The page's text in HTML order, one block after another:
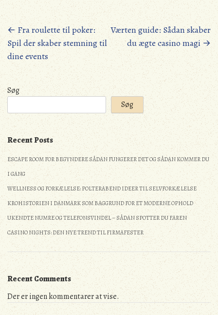
Posts
navigation
←Fra roulette til poker:
Spil der skaber stemning til
dine events
Værten guide: Sådan skaber
du ægte casino magi→
Søg
Søg
Recent Posts
ESCAPE ROOM FOR BEGYNDERE SÅDAN FUNGERER DET OG SÅDAN KOMMER DU
I GANG
WELLNESS OG FORKÆLELSE: POLTERABEND IDEER TIL SELVFORKÆLELSE
KROHISTORIEN I DANMARK SOM BAGGRUND FOR ET MODERNE OPHOLD
UKENDTE NUMRE OG TELEFONSVINDEL – SÅDAN SPOTTER DU FAREN
CASINO NIGHTS: DEN NYE TREND TIL FIRMAFESTER
Recent Comments
Der er ingen kommentarer at vise.